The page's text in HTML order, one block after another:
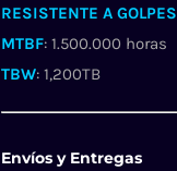
RESISTENTE A GOLPES
MTBF: 1.500.000 horas
TBW: 1,200TB
Envíos y Entregas